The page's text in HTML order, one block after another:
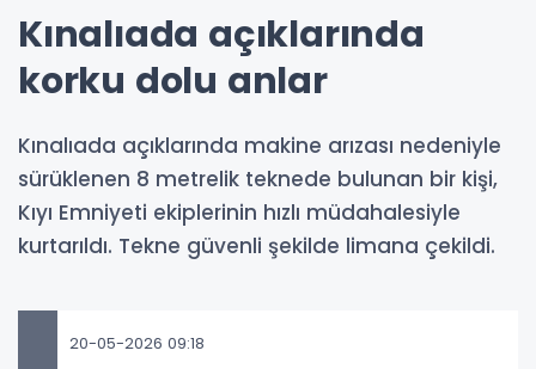
Kınalıada açıklarında
korku dolu anlar
Kınalıada açıklarında makine arızası nedeniyle
sürüklenen 8 metrelik teknede bulunan bir kişi,
Kıyı Emniyeti ekiplerinin hızlı müdahalesiyle
kurtarıldı. Tekne güvenli şekilde limana çekildi.
20-05-2026 09:18